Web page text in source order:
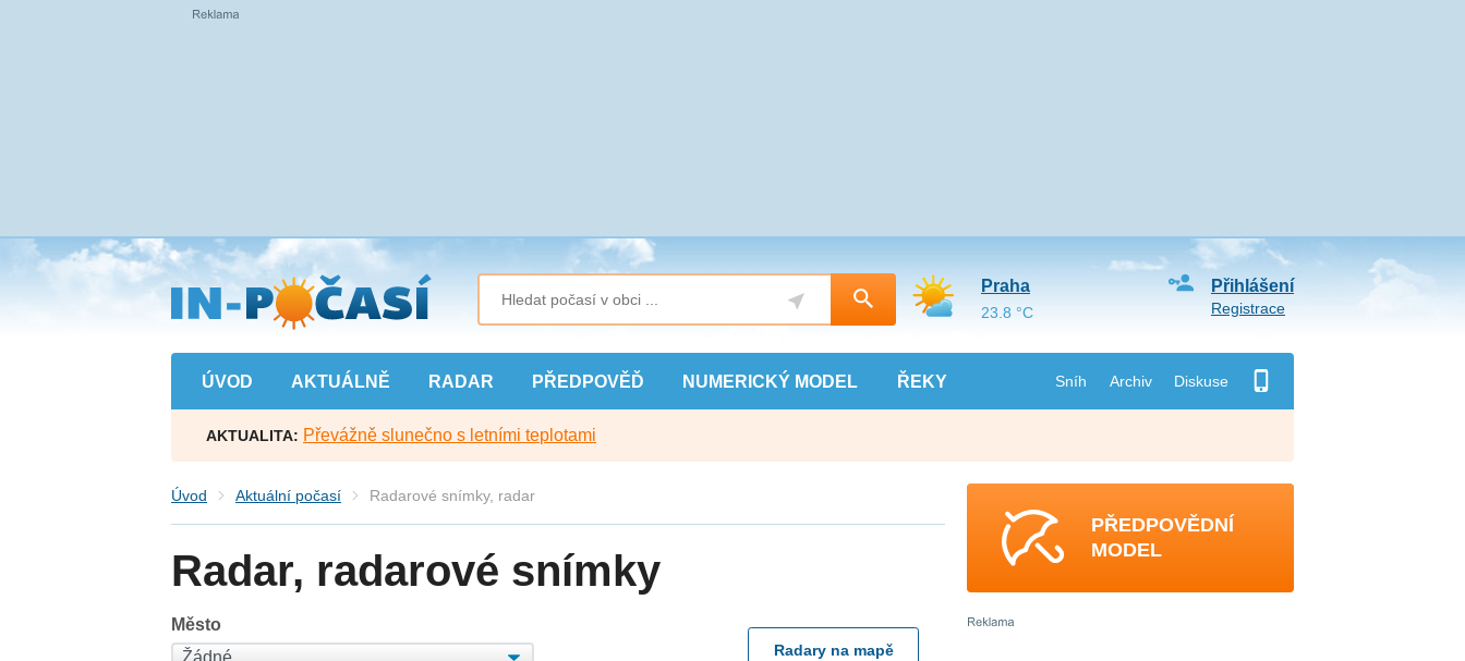
Přejít
na
hlavní
obsah
ÚVOD AKTUÁLNĚ RADAR PŘEDPOVĚĎ NUMERICKÝ MODEL ŘEKY Sníh Archiv Diskuse
Přihlášení
Registrace
Praha
23.8 °C
AKTUALITA: Převážně slunečno s letními teplotami
Úvod Aktuální počasí Radarové snímky, radar
Radar, radarové snímky
Město
Radary na mapě
PŘEDPOVĚDNÍ
MODEL